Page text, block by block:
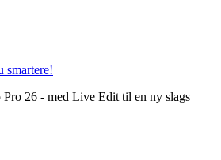
smartere!
Pro 26 - med Live Edit til en ny slags